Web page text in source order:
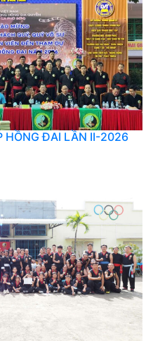
HỒNG ĐAI LẦN II-2026